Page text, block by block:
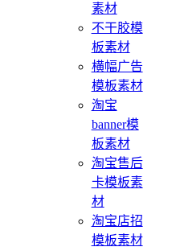
素材
不干胶模
板素材
横幅广告
模板素材
淘宝
banner模
板素材
淘宝售后
卡模板素
材
淘宝店招
模板素材